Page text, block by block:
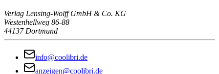
Verlag Lensing-Wolff GmbH & Co. KG
Westenhellweg 86-88
44137 Dortmund
info@coolibri.de
anzeigen@coolibri.de